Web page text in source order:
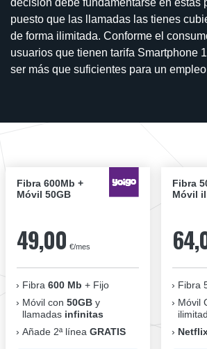
decisión debe fundamentarse en estas
puesto que las llamadas las tienes
de forma ilimitada. Conforme el
usuarios que tienen tarifa Smartphone
ser más que suficientes para un
Fibra 600Mb +
Móvil 50GB
49,00 €/mes
Fibra 600 Mb + Fijo
Móvil con 50GB y
llamadas infinitas
Añade 2ª línea GRATIS
Fibra
Móvil
Fibra
Móvil